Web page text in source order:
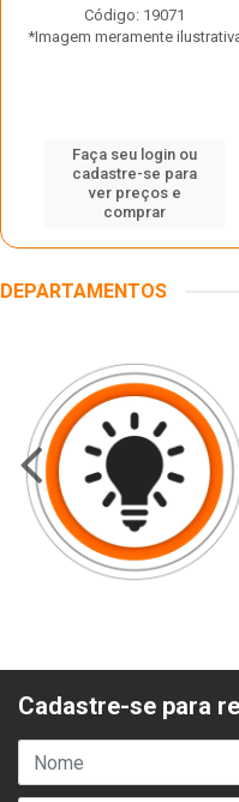
Código: 19071
*Imagem meramente
Faça seu login ou
cadastre-se para
ver preços e
comprar
DEPARTAMENTOS
Cadastre-se para